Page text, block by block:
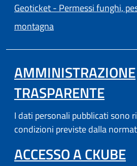
Geoticket - Permessi funghi,
montagna
AMMINISTRAZIONE
TRASPARENTE
I dati personali pubblicati sono
condizioni previste dalla
ACCESSO A CKUBE